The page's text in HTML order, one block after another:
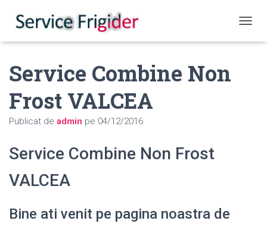
Service Combine Non
Frost VALCEA
Publicat de admin pe 04/12/2016
Service Combine Non Frost
VALCEA
Bine ati venit pe pagina noastra de